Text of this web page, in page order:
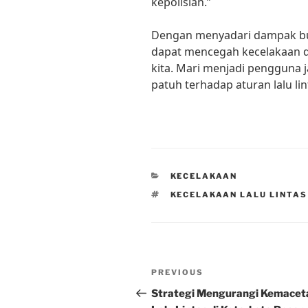
Dengan menyadari dampak
dapat mencegah
kita. Mari menjadi pengguna
patuh terhadap aturan lalu
CATEGORIES
KECELAKAAN
TAGS
KECELAKAAN LALU
Post
navigation
Previous
Post
PREVIOUS
Strategi Mengurangi